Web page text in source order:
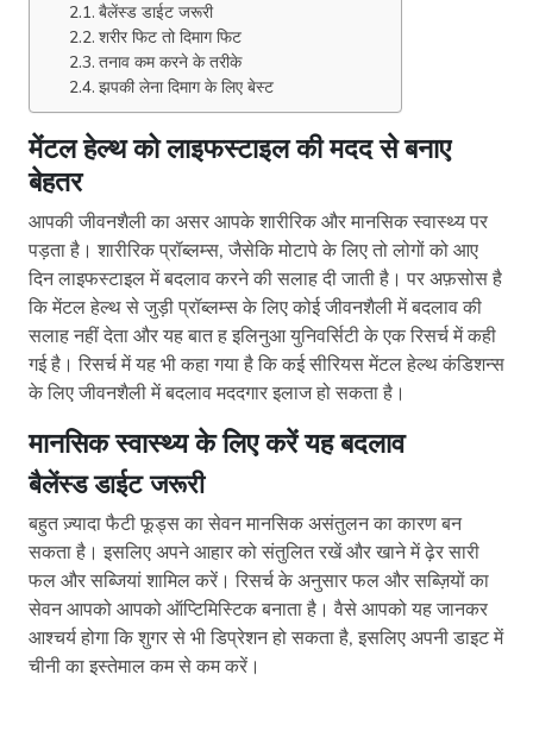
बैलेंस्ड डाईट जरूरी
शरीर फिट तो दिमाग फिट
तनाव कम करने के तरीके
झपकी लेना दिमाग के लिए बेस्ट
मेंटल हेल्थ को लाइफस्टाइल की मदद से बनाए
बेहतर
आपकी जीवनशैली का असर आपके शारीरिक और मानसिक स्वास्थ्य पर
पड़ता है। शारीरिक प्रॉब्लम्स, जैसेकि मोटापे के लिए तो लोगों को आए
दिन लाइफस्टाइल में बदलाव करने की सलाह दी जाती है। पर अफ़सोस है
कि मेंटल हेल्थ से जुड़ी प्रॉब्लम्स के लिए कोई जीवनशैली में बदलाव की
सलाह नहीं देता और यह बात ह इलिनुआ युनिवर्सिटी के एक रिसर्च में कही
गई है। रिसर्च में यह भी कहा गया है कि कई सीरियस मेंटल हेल्थ कंडिशन्स
के लिए जीवनशैली में बदलाव मददगार इलाज हो सकता है।
मानसिक स्वास्थ्य के लिए करें यह बदलाव
बैलेंस्ड डाईट जरूरी
बहुत ज़्यादा फैटी फूड्स का सेवन मानसिक असंतुलन का कारण बन
सकता है। इसलिए अपने आहार को संतुलित रखें और खाने में ढ़ेर सारी
फल और सब्जियां शामिल करें। रिसर्च के अनुसार फल और सब्ज़ियों का
सेवन आपको आपको ऑप्टिमिस्टिक बनाता है। वैसे आपको यह जानकर
आश्चर्य होगा कि शुगर से भी डिप्रेशन हो सकता है, इसलिए अपनी डाइट में
चीनी का इस्तेमाल कम से कम करें।